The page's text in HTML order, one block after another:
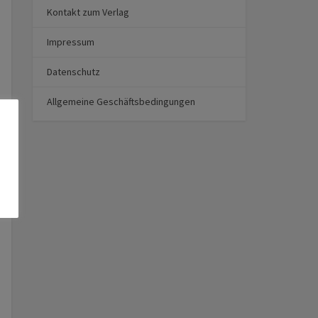
Kontakt zum Verlag
Impressum
Datenschutz
Allgemeine Geschäftsbedingungen